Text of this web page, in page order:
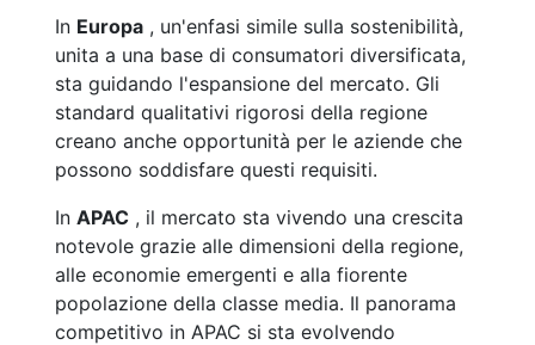
In Europa , un'enfasi simile sulla sostenibilità,
unita a una base di consumatori diversificata,
sta guidando l'espansione del mercato. Gli
standard qualitativi rigorosi della regione
creano anche opportunità per le aziende che
possono soddisfare questi requisiti.
In APAC , il mercato sta vivendo una crescita
notevole grazie alle dimensioni della regione,
alle economie emergenti e alla fiorente
popolazione della classe media. Il panorama
competitivo in APAC si sta evolvendo